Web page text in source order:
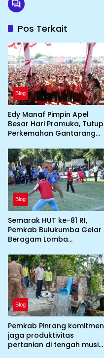
Pos Terkait
Blog
Edy Manaf Pimpin Apel
Besar Hari Pramuka, Tutup
Perkemahan Gantarang
Jamnas XII 2026
Blog
Semarak HUT ke-81 RI,
Pemkab Bulukumba Gelar
Beragam Lomba
Olahraga
Blog
Pemkab Pinrang komitmen
jaga produktivitas
pertanian di tengah musim